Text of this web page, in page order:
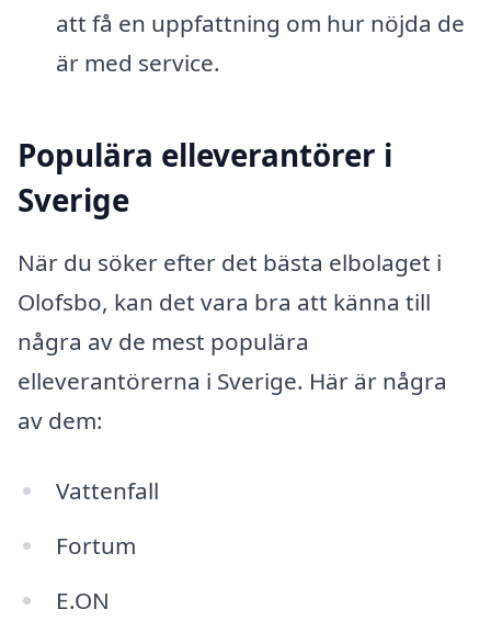
att få en uppfattning om hur nöjda de
är med service.
Populära elleverantörer i
Sverige
När du söker efter det bästa elbolaget i
Olofsbo, kan det vara bra att känna till
några av de mest populära
elleverantörerna i Sverige. Här är några
av dem:
Vattenfall
Fortum
E.ON